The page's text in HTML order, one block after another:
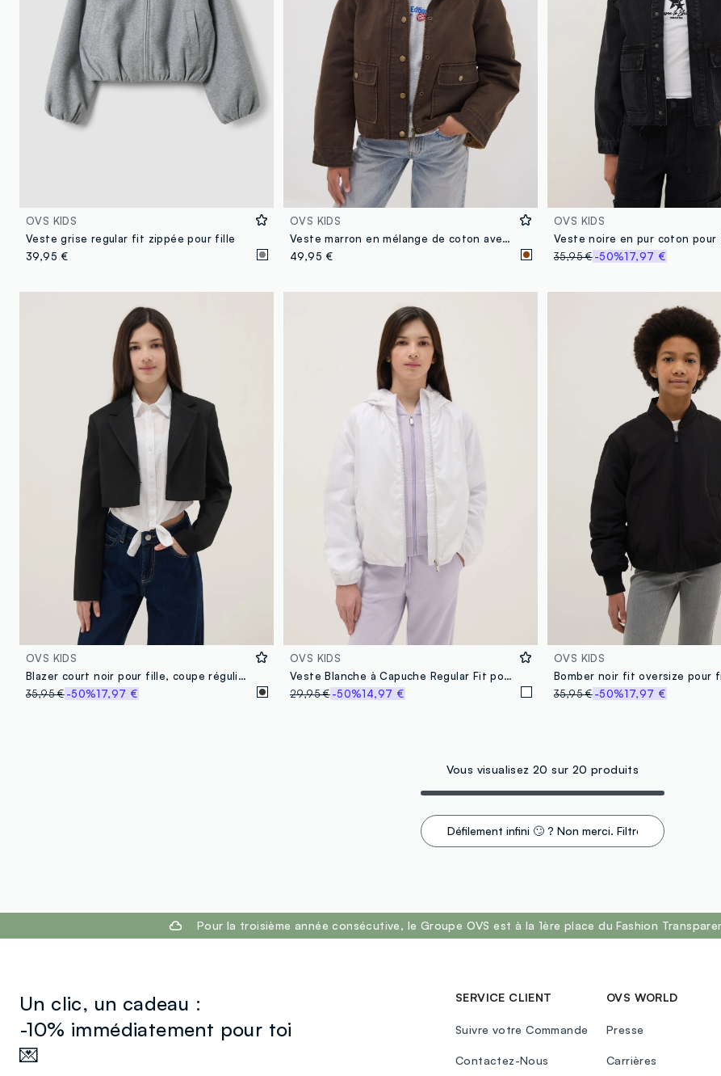
OVS KIDS
Veste grise regular fit zippée pour fille
39,95 €
OVS KIDS
Veste marron en mélange de coton avec col contrasté pour fille
49,95 €
OVS KIDS
35,95 €-50%17,97 €
OVS KIDS
Blazer court noir pour fille, coupe régulière
35,95 €-50%17,97 €
OVS KIDS
Veste Blanche à Capuche Regular Fit pour Filles
29,95 €-50%14,97 €
OVS KIDS
35,95 €-50%17,97 €
Vous visualisez 20 sur 20 produits
Défilement infini 🙄 ? Non merci. Filtrez !
Pour la troisième année consécutive, le Groupe OVS est à la 1ère place du Fashion
Un clic, un cadeau :
-10% immédiatement pour toi
💌
SERVICE CLIENT
Suivre votre Commande
Contactez-Nous
OVS WORLD
Presse
Carrières